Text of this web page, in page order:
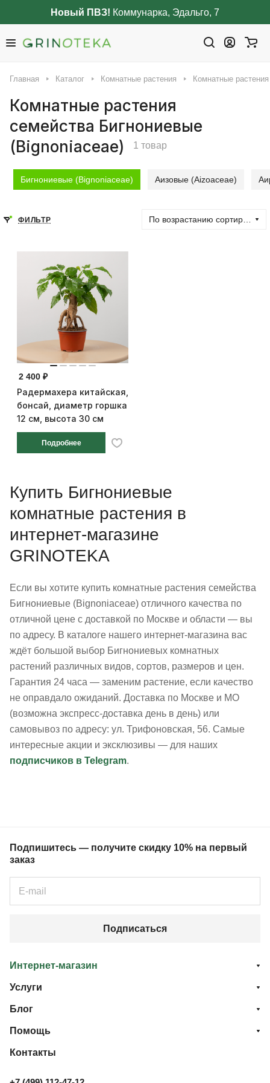
Новый ПВЗ! Коммунарка, Эдальго, 7
Главная Каталог Комнатные растения Комнатные
Комнатные растения
семейства Бигнониевые
(Bignoniaceae)
1 товар
Аизовые (Aizoaceae)
Бигнониевые (Bignoniaceae)
ФИЛЬТР
2 400 ₽
Радермахера китайская,
бонсай, диаметр горшка
12 см, высота 30 см
Подробнее
Купить Бигнониевые
комнатные растения в
интернет-магазине
GRINOTEKA
Если вы хотите купить комнатные растения семейства
Бигнониевые (Bignoniaceae) отличного качества по
отличной цене с доставкой по Москве и области — вы
по адресу. В каталоге нашего интернет-магазина вас
ждёт большой выбор Бигнониевых комнатных
растений различных видов, сортов, размеров и цен.
Гарантия 24 часа — заменим растение, если качество
не оправдало ожиданий. Доставка по Москве и МО
(возможна экспресс-доставка день в день) или
самовывоз по адресу: ул. Трифоновская, 56. Самые
интересные акции и эксклюзивы — для наших
подписчиков в Telegram.
Подпишитесь — получите скидку 10% на первый
заказ
Подписаться
Интернет-магазин
Услуги
Блог
Помощь
Контакты